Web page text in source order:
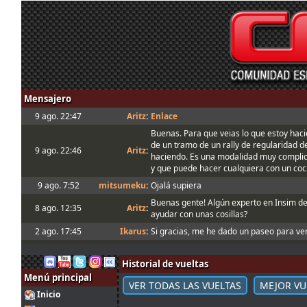
Mensajero
9 ago. 22:47 Aritz: Enlace
9 ago. 22:46 Aritz:
Buenas. Para que veias lo que estoy
de un tramo de un rally de regularidad
haciendo. Es una modalidad muy
y que puede hacer cualquiera con un
9 ago. 7:52
mitsumeku: Ojalá supiera
8 ago. 12:35
Aritz: Buenas gente! Algún experto en Insim
ayudar con unas cosillas?
2 ago. 17:45
Ikarus: Si gracias, me he dado un paseo para
2 ago. 17:17 tangovalens :la Joker es la trazada que solemos
menos tiempo. En todo caso la Joker
con franjas rojas y amarillas
Menú principal
Inicio
Historial de vueltas
VER TODAS LAS VUELTAS MEJOR